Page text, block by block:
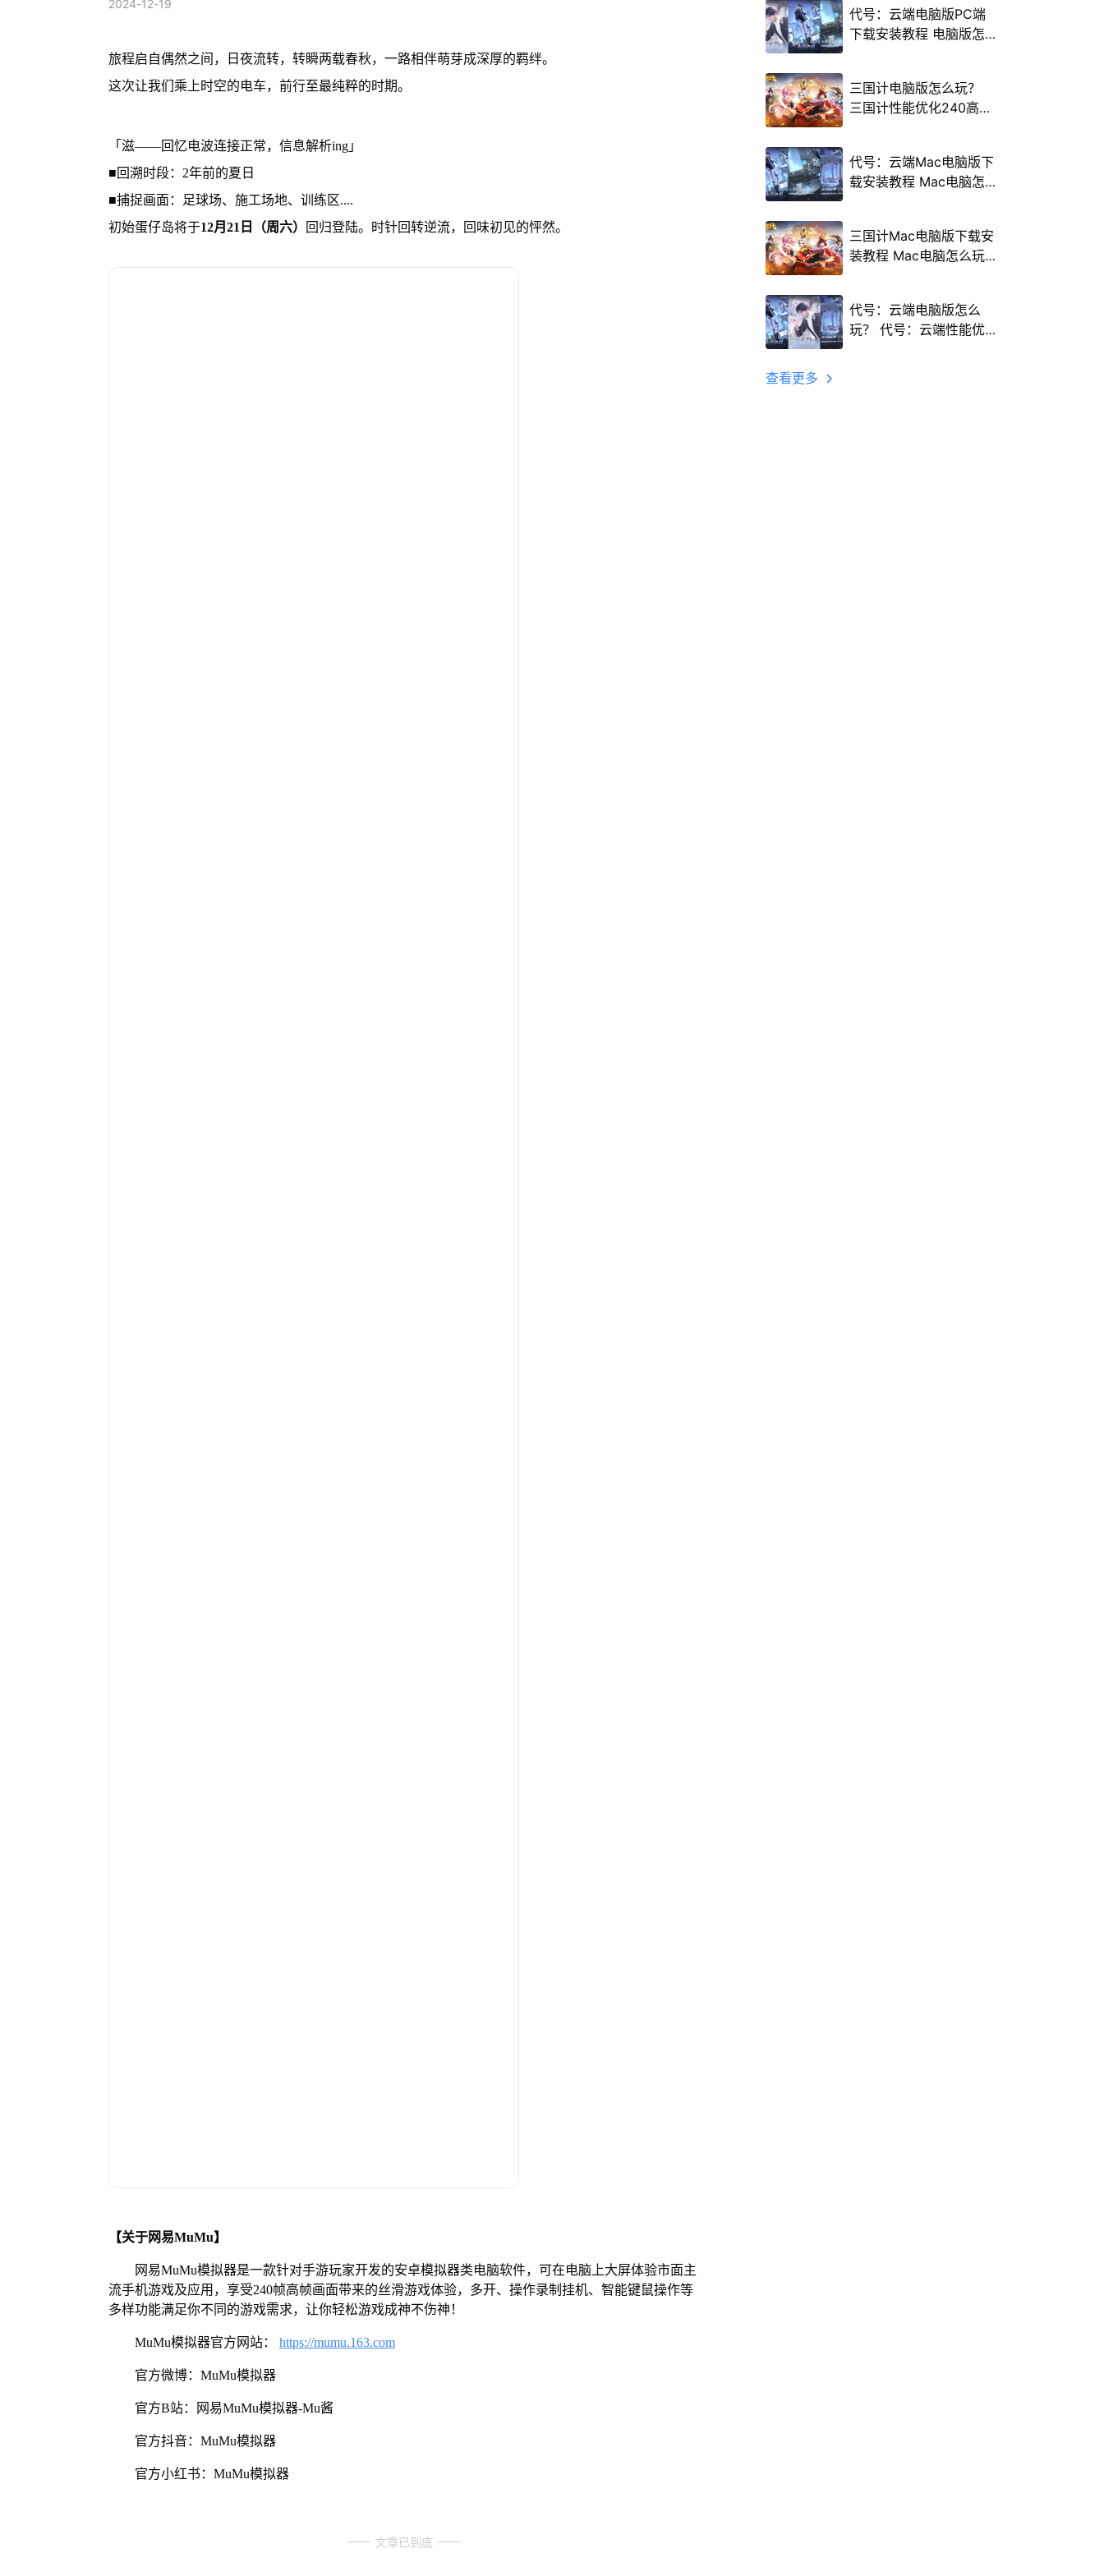
2024-12-19
旅程启自偶然之间，日夜流转，转瞬两载春秋，一路相伴萌芽成深厚的羁绊。
这次让我们乘上时空的电车，前行至最纯粹的时期。
「滋——回忆电波连接正常，信息解析ing」
■回溯时段：2年前的夏日
■捕捉画面：足球场、施工场地、训练区....
初始蛋仔岛将于12月21日（周六） 回归登陆。时针回转逆流，回味初见的怦然。
【关于网易MuMu】
网易MuMu模拟器是一款针对手游玩家开发的安卓模拟器类电脑软件，可在电脑上大屏体验市面主
流手机游戏及应用，享受240帧高帧画面带来的丝滑游戏体验，多开、操作录制挂机、智能键鼠操作等
多样功能满足你不同的游戏需求，让你轻松游戏成神不伤神！
MuMu模拟器官方网站： https://mumu.163.com
官方微博：MuMu模拟器
官方B站：网易MuMu模拟器-Mu酱
官方抖音：MuMu模拟器
官方小红书：MuMu模拟器
文章已到底
代号：云端电脑版PC端
下载安装教程 电脑版怎
三国计电脑版怎么玩？
三国计性能优化240高帧
代号：云端Mac电脑版下
载安装教程 Mac电脑怎
三国计Mac电脑版下载安
装教程 Mac电脑怎么玩
代号：云端电脑版怎么
玩？ 代号：云端性能优
查看更多